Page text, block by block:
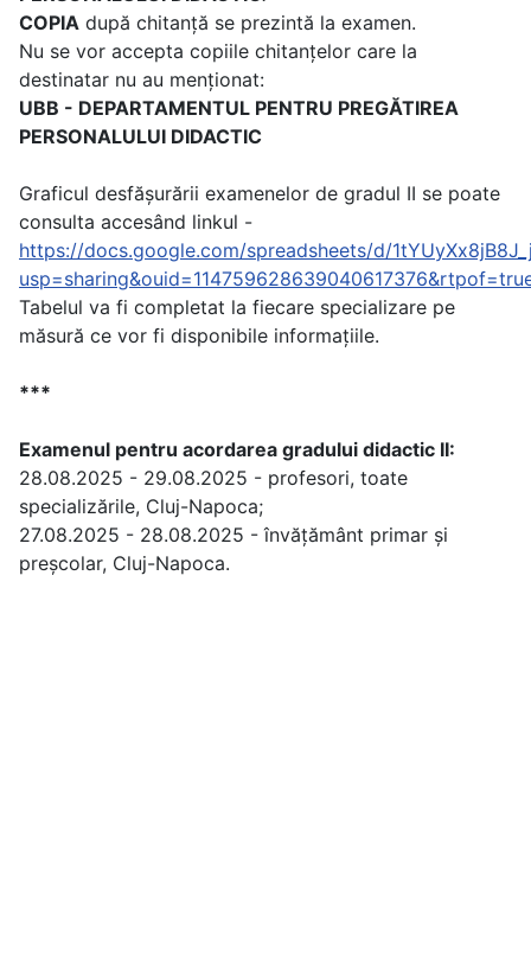
COPIA după chitanţă se prezintă la examen.
Nu se vor accepta copiile chitanţelor care la
destinatar nu au menţionat:
UBB - DEPARTAMENTUL PENTRU PREGĂTIREA
PERSONALULUI DIDACTIC
Graficul desfășurării examenelor de gradul II se poate
consulta accesând linkul -
https://docs.google.com/spreadsheets/d/
Tabelul va fi completat la fiecare specializare pe
măsură ce vor fi disponibile informațiile.
***
Examenul pentru acordarea gradului didactic II:
28.08.2025 - 29.08.2025 - profesori, toate
specializările, Cluj-Napoca;
27.08.2025 - 28.08.2025 - învățământ primar și
preșcolar, Cluj-Napoca.